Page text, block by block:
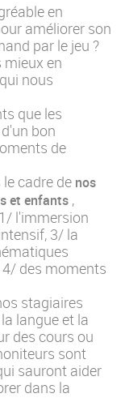
en
améliorer son
par le jeu ?
en
nous
que les
bon
de
cadre de nos
et enfants ,
l'immersion
3/ la
des moments
stagiaires
langue et la
des cours ou
sont
sauront aider
dans la